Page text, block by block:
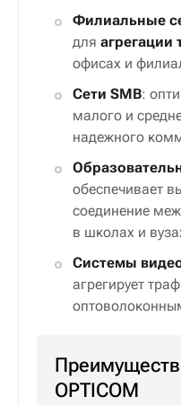
Филиальные
для агрегации
офисах и
Сети SMB:
малого и
надежного
обеспечивает
соединение
в школах и
Системы
агрегирует
OPTICOM